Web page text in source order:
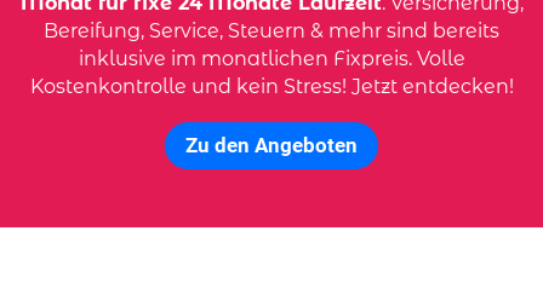
Bereifung, Service, Steuern & mehr sind bereits
inklusive im monatlichen Fixpreis. Volle
Kostenkontrolle und kein Stress! Jetzt entdecken!
Zu den Angeboten